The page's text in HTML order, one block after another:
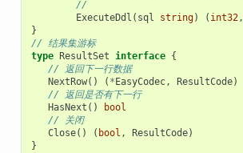
//
ExecuteDdl ( sql string) ( int32,
}
// 结果集游标
type
ResultSet interface {
// 返回下一行数据
NextRow() ( * EasyCodec, ResultCode)
// 返回是否有下一行
HasNext ()
bool
// 关闭
Close() ( bool , ResultCode)
}